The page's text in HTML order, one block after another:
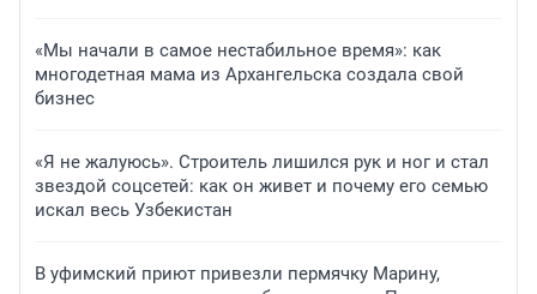
«Мы начали в самое нестабильное время»: как
многодетная мама из Архангельска создала свой
бизнес
«Я не жалуюсь». Строитель лишился рук и ног и стал
звездой соцсетей: как он живет и почему его семью
искал весь Узбекистан
В уфимский приют привезли пермячку Марину,